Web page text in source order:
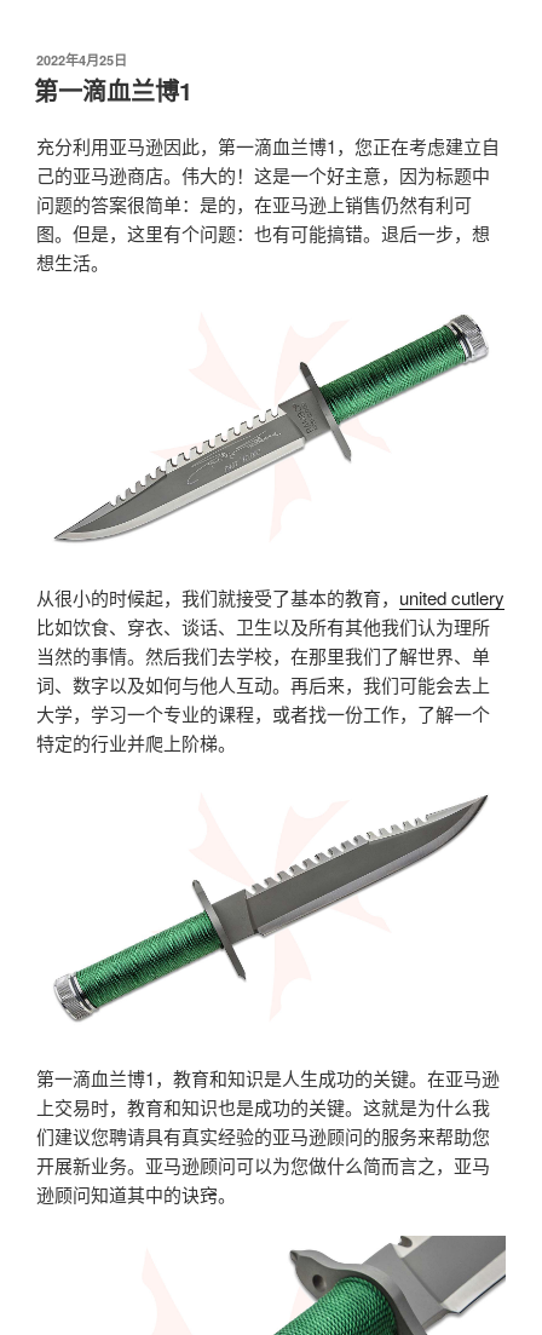
发
布
于
2022年4月25日
第一滴血兰博1
充分利用亚马逊因此，第一滴血兰博1，您正在考虑建立自
己的亚马逊商店。伟大的！这是一个好主意，因为标题中
问题的答案很简单：是的，在亚马逊上销售仍然有利可
图。但是，这里有个问题：也有可能搞错。退后一步，想
想生活。
从很小的时候起，我们就接受了基本的教育， united cutlery
比如饮食、穿衣、谈话、卫生以及所有其他我们认为理所
当然的事情。然后我们去学校，在那里我们了解世界、单
词、数字以及如何与他人互动。再后来，我们可能会去上
大学，学习一个专业的课程，或者找一份工作，了解一个
特定的行业并爬上阶梯。
第一滴血兰博1，教育和知识是人生成功的关键。在亚马逊
上交易时，教育和知识也是成功的关键。这就是为什么我
们建议您聘请具有真实经验的亚马逊顾问的服务来帮助您
开展新业务。亚马逊顾问可以为您做什么简而言之，亚马
逊顾问知道其中的诀窍。